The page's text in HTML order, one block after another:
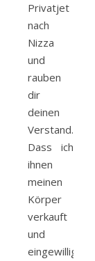
Privatjet
nach
Nizza
und
rauben
dir
deinen
Verstand.
Dass ich
ihnen
meinen
Körper
verkauft
und
eingewilligt